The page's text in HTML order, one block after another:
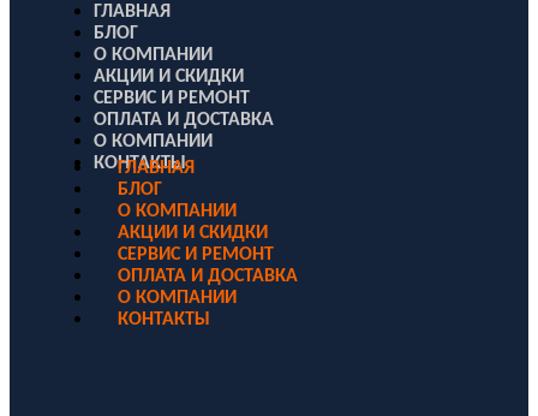
ГЛАВНАЯ
БЛОГ
О КОМПАНИИ
АКЦИИ И СКИДКИ
СЕРВИС И РЕМОНТ
ОПЛАТА И ДОСТАВКА
О КОМПАНИИ
КОНТАКТЫ
ГЛАВНАЯ
БЛОГ
О КОМПАНИИ
АКЦИИ И СКИДКИ
СЕРВИС И РЕМОНТ
ОПЛАТА И ДОСТАВКА
О КОМПАНИИ
КОНТАКТЫ